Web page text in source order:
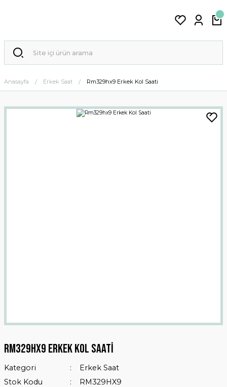
Anasayfa Erkek Saat Rm329hx9 Erkek Kol Saati
Rm329hx9 Erkek Kol Saati
Kategori
Erkek Saat
Stok Kodu
RM329HX9